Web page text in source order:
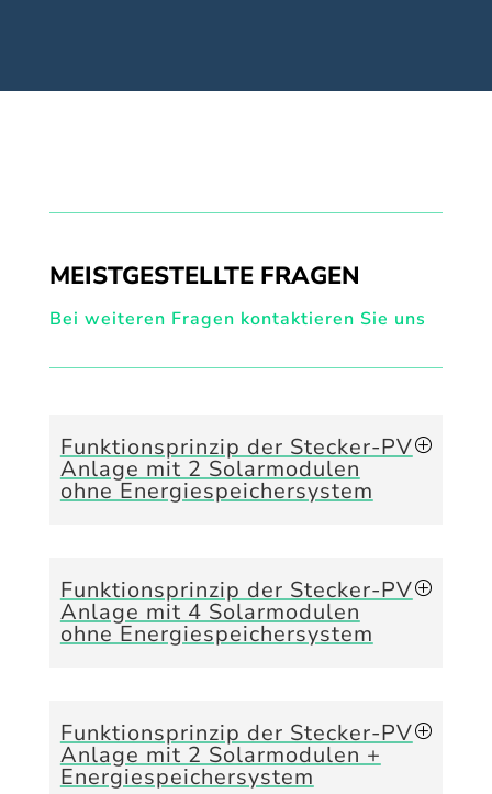
MEISTGESTELLTE FRAGEN
Bei weiteren Fragen kontaktieren Sie uns
Funktionsprinzip der Stecker-PV
Anlage mit 2 Solarmodulen
ohne Energiespeichersystem
Funktionsprinzip der Stecker-PV
Anlage mit 4 Solarmodulen
ohne Energiespeichersystem
Funktionsprinzip der Stecker-PV
Anlage mit 2 Solarmodulen +
Energiespeichersystem